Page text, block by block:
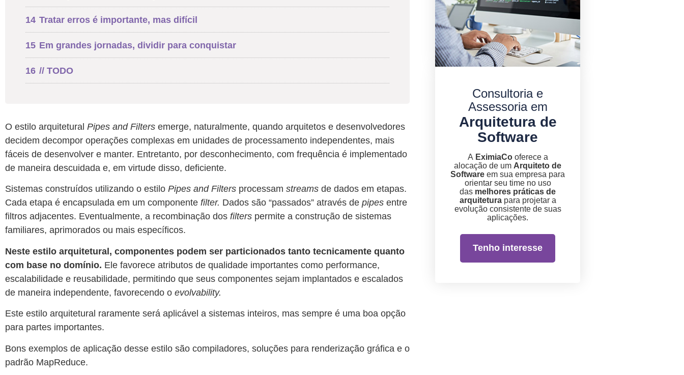
14 Tratar erros é importante, mas difícil
15 Em grandes jornadas, dividir para conquistar
16 // TODO
O estilo arquitetural Pipes and Filters emerge, naturalmente, quando arquitetos e desenvolvedores
decidem decompor operações complexas em unidades de processamento independentes, mais
fáceis de desenvolver e manter. Entretanto, por desconhecimento, com frequência é implementado
de maneira descuidada e, em virtude disso, deficiente.
Sistemas construídos utilizando o estilo Pipes and Filters processam streams de dados em etapas.
Cada etapa é encapsulada em um componente filter. Dados são “passados” através de pipes entre
filtros adjacentes. Eventualmente, a recombinação dos filters permite a construção de sistemas
familiares, aprimorados ou mais específicos.
Neste estilo arquitetural, componentes podem ser particionados tanto tecnicamente quanto
com base no domínio. Ele favorece atributos de qualidade importantes como performance,
escalabilidade e reusabilidade, permitindo que seus componentes sejam implantados e escalados
de maneira independente, favorecendo o evolvability.
Este estilo arquitetural raramente será aplicável a sistemas inteiros, mas sempre é uma boa opção
para partes importantes.
Bons exemplos de aplicação desse estilo são compiladores, soluções para renderização gráfica e o
padrão MapReduce.
Consultoria e
Assessoria em
Arquitetura de
Software
A EximiaCooferece a
alocação de um Arquiteto de
Software em sua empresa para
orientar seu time no uso
das melhores práticas de
arquiteturapara projetar a
evolução consistente de suas
aplicações.
Tenho interesse